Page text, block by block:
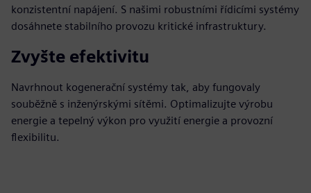
konzistentní napájení. S našimi robustními řídicími systémy
dosáhnete stabilního provozu kritické infrastruktury.
Zvyšte efektivitu
Navrhnout kogenerační systémy tak, aby fungovaly
souběžně s inženýrskými sítěmi. Optimalizujte výrobu
energie a tepelný výkon pro využití energie a provozní
flexibilitu.